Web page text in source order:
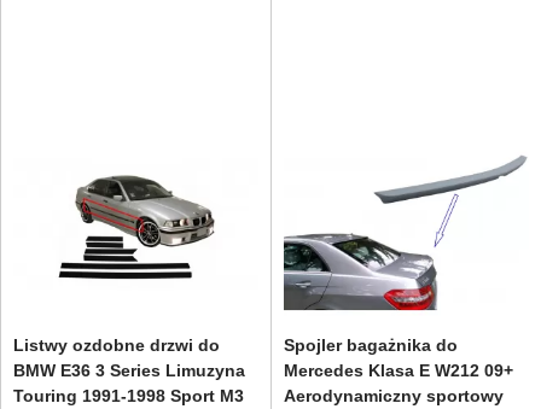
Listwy ozdobne drzwi do
BMW E36 3 Series Limuzyna
Touring 1991-1998 Sport M3
Spojler bagażnika do
Mercedes Klasa E W212 09+
Aerodynamiczny sportowy